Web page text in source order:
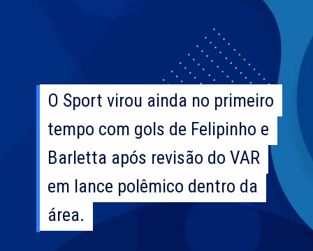
O Sport virou ainda no primeiro
tempo com gols de Felipinho e
Barletta após revisão do VAR
em lance polêmico dentro da
área.
O Sport virou ainda no primeiro
tempo com gols de Felipinho e
Barletta após revisão do VAR
em lance polêmico dentro da
área.